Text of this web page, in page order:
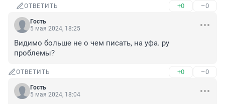
ОТВЕТИТЬ +0 –0
Гость
5 мая 2024, 18:25
Видимо больше не о чем писать, на уфа. ру
проблемы?
ОТВЕТИТЬ +0 –0
Гость
5 мая 2024, 18:04